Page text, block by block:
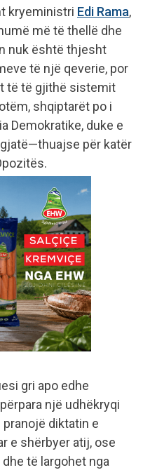
kryeministri Edi Rama,
më të thellë dhe
nuk është thjesht
të një qeverie, por
të të gjithë sistemit
shqiptarët po i
Demokratike, duke e
për katër
gri apo edhe
një udhëkryqi
diktatin e
e shërbyer atij, ose
të largohet nga